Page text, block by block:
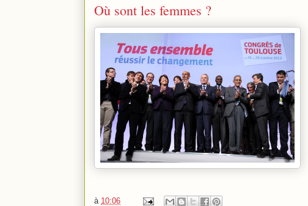
Où sont les femmes ?
à 10:06